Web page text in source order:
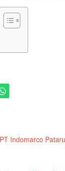
Indomarco